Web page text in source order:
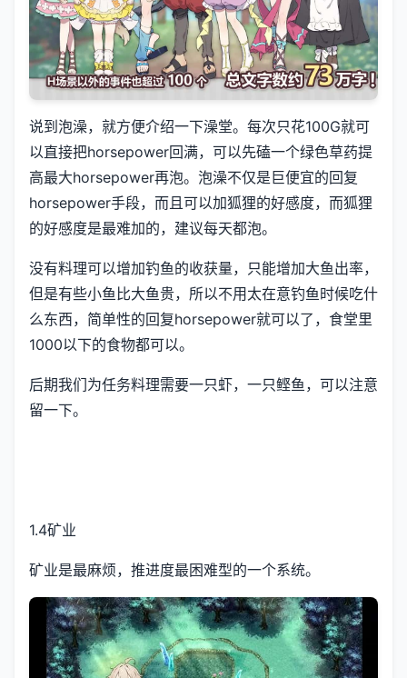
说到泡澡，就方便介绍一下澡堂。每次只花100G就可
以直接把horsepower回满，可以先磕一个绿色草药提
高最大horsepower再泡。泡澡不仅是巨便宜的回复
horsepower手段，而且可以加狐狸的好感度，而狐狸
的好感度是最难加的，建议每天都泡。
没有料理可以增加钓鱼的收获量，只能增加大鱼出率，
但是有些小鱼比大鱼贵，所以不用太在意钓鱼时候吃什
么东西，简单性的回复horsepower就可以了，食堂里
1000以下的食物都可以。
后期我们为任务料理需要一只虾，一只鲣鱼，可以注意
留一下。
1.4矿业
矿业是最麻烦，推进度最困难型的一个系统。